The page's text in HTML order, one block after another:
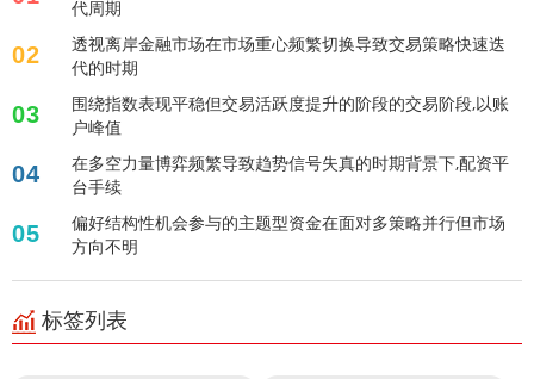
代周期
02
透视离岸金融市场在市场重心频繁切换导致交易策略快速迭
代的时期
03
围绕指数表现平稳但交易活跃度提升的阶段的交易阶段,以账
户峰值
04
在多空力量博弈频繁导致趋势信号失真的时期背景下,配资平
台手续
05
偏好结构性机会参与的主题型资金在面对多策略并行但市场
方向不明
标签列表